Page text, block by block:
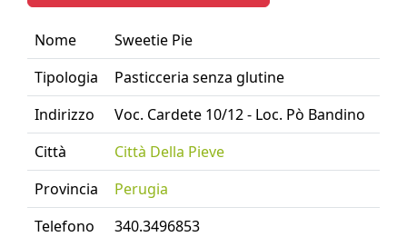
Nome
Sweetie Pie
Tipologia
Pasticceria senza glutine
Indirizzo
Voc. Cardete 10/12 - Loc. Pò Bandino
Città
Città Della Pieve
Provincia
Perugia
Telefono
340.3496853